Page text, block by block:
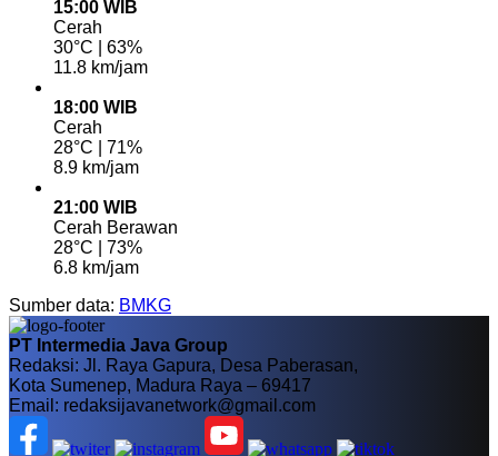
15:00 WIB
Cerah
30°C | 63%
11.8 km/jam
18:00 WIB
Cerah
28°C | 71%
8.9 km/jam
21:00 WIB
Cerah Berawan
28°C | 73%
6.8 km/jam
Sumber data: BMKG
PT Intermedia Java Group
Redaksi: Jl. Raya Gapura, Desa Paberasan,
Kota Sumenep, Madura Raya – 69417
Email: redaksijavanetwork@gmail.com